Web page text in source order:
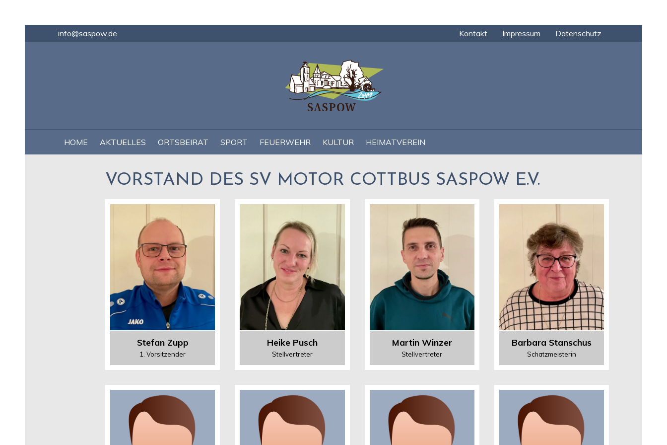
info@saspow.de
überspringen
Kontakt Impressum Datenschutz
ÜBERSPRINGEN
HOME AKTUELLES ORTSBEIRAT SPORT FEUERWEHR KULTUR HEIMATVEREIN
VORSTAND DES SV MOTOR COTTBUS SASPOW E.V.
Stefan Zupp
1. Vorsitzender
Heike Pusch
Stellvertreter
Martin Winzer
Stellvertreter
Barbara Stanschus
Schatzmeisterin